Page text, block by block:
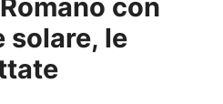
con
solare, le